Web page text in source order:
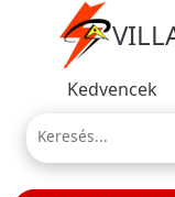
Kedvencek